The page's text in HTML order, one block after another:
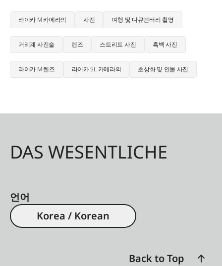
라이카 M 카메라의 사진 여행 및 다큐멘터리 촬영
거리계 사진술 렌즈 스트리트 사진 흑백 사진
라이카 M 렌즈 라이카 SL 카메라의 초상화 및 인물 사진
DAS WESENTLICHE
언어
Korea / Korean
Back to Top